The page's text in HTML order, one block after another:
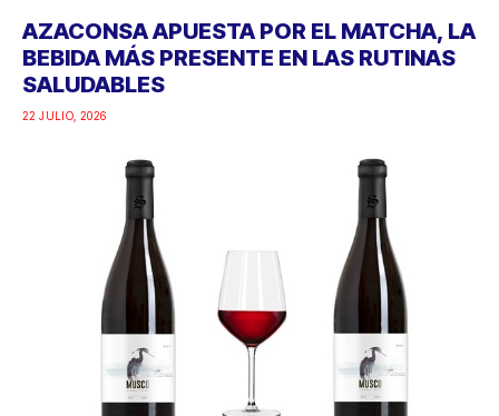
AZACONSA APUESTA POR EL MATCHA, LA
BEBIDA MÁS PRESENTE EN LAS RUTINAS
SALUDABLES
22 JULIO, 2026